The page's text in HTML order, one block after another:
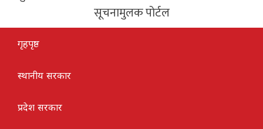
सूचनामुलक पोर्टल
गृहपृष्ठ
स्थानीय सरकार
प्रदेश सरकार